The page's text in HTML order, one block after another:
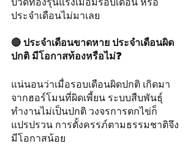
ประจำเดือนไม่มาเลย
🔴 ประจำเดือนขาดหาย ประจำเดือนผิด
ปกติ มีโอกาสท้องหรือไม่❓
แน่นอนว่าเมื่อรอบเดือนผิดปกติ เกิดมา
จากฮอร์โมนที่ผิดเพี้ยน ระบบสืบพันธุ์
ทำงานไม่เป็นปกติ วงจรการตกไข่ก็
แปรปรวน การตั้งครรภ์ตามธรรมชาติจึง
มีโอกาสน้อย